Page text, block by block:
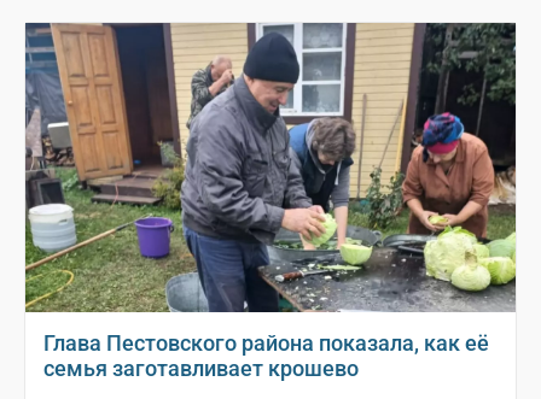
Глава Пестовского района показала, как её
семья заготавливает крошево